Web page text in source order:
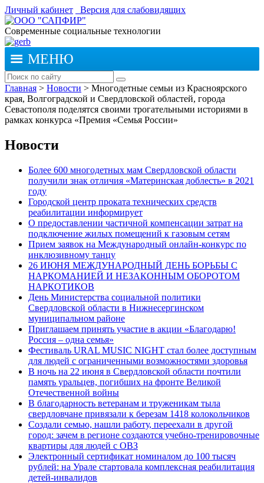
Личный кабинет Версия для слабовидящих
Современные социальные технологии
МЕНЮ
Главная > Новости > Многодетные семьи из Красноярского
края, Волгоградской и Свердловской областей, города
Севастополя поделятся своими трогательными историями в
рамках конкурса «Премия «Семья России»
Новости
Более 600 многодетных мам Свердловской области
получили знак отличия «Материнская доблесть» в 2021
году
Городской центр проката технических средств
реабилитации информирует
О предоставлении частичной компенсации затрат на
подключение жилых помещений к газовым сетям
Прием заявок на Международный онлайн-конкурс по
инклюзивному танцу
26 ИЮНЯ МЕЖДУНАРОДНЫЙ ДЕНЬ БОРЬБЫ С
НАРКОМАНИЕЙ И НЕЗАКОННЫМ ОБОРОТОМ
НАРКОТИКОВ
День Министерства социальной политики
Свердловской области в Нижнесергинском
муниципальном районе
Приглашаем принять участие в акции «Благодарю!
Россия – одна семья»
Фестиваль URAL MUSIC NIGHT стал более доступным
для людей с ограниченными возможностями здоровья
В ночь на 22 июня в Свердловской области почтили
память уральцев, погибших на фронте Великой
Отечественной войны
В благодарность ветеранам и труженикам тыла
свердловчане привязали к березам 1418 колокольчиков
Создали семью, нашли работу, переехали в другой
город: зачем в регионе создаются учебно-тренировочные
квартиры для людей с ОВЗ
Электронный сертификат номиналом до 100 тысяч
рублей: на Урале стартовала комплексная реабилитация
детей-инвалидов